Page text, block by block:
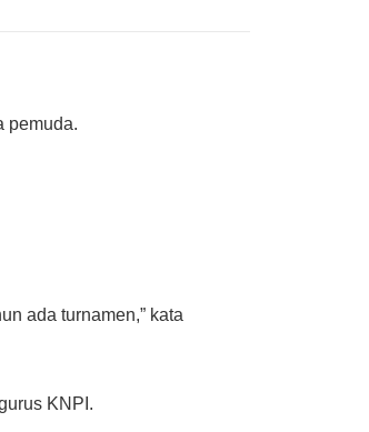
pemuda.
ada turnamen,” kata
KNPI.